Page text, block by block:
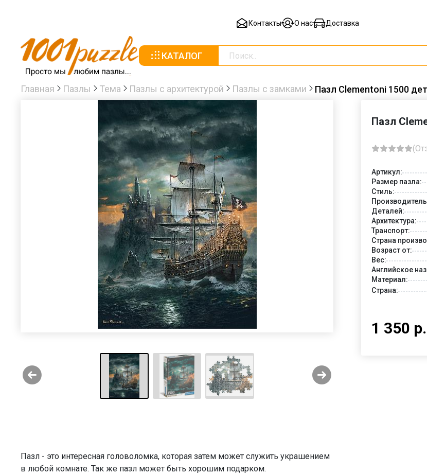
Контакты О нас Доставка
КАТАЛОГ
Главная Пазлы Тема Пазлы с архитектурой Пазлы с замками Пазл Clementoni 1500
Пазл - это интересная головоломка, которая затем может служить украшением
в любой комнате. Так же пазл может быть хорошим подарком.
Пазл
Артикул:
Размер пазла:
Стиль:
Деталей:
Архитектура:
Транспорт:
Страна
Возраст от:
Вес:
Английское
Материал:
Страна:
1 350 р.